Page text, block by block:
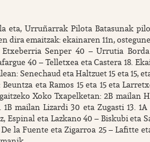
eta, Urruñarrak Pilota Batasunak
dira emaitzak: ekainaren 11n,
Senper 40 – Urrutia
40 – Telletxea eta Castera 18.
Senechaud eta Haltzuet 15 eta 15,
eta Ramos 15 eta 15 eta
Xoko Txapelketan: 2B
mailan Lizardi 30 eta Zugasti 13.
Espinal eta Lazkano 40 – Biskubi eta
la Fuente eta Zigarroa 25 – Lafitte